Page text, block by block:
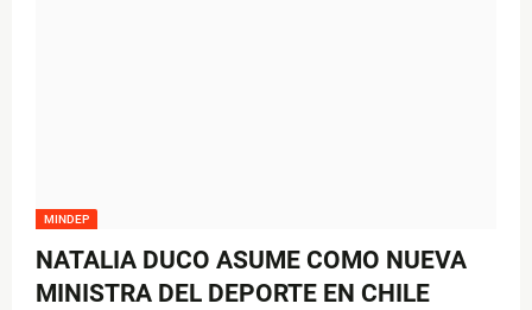
MINDEP
NATALIA DUCO ASUME COMO NUEVA
MINISTRA DEL DEPORTE EN CHILE